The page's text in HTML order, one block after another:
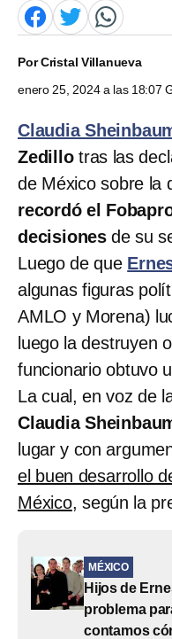
PorCristal Villanueva
enero 25, 2024 a las 18:07
Claudia
Zedillotras las
de México sobre la
recordó el
decisiones de su
Luego de que
algunas figuras
AMLO y Morena)
luego la destruyen
funcionario obtuvo
La cual, en voz de
Claudia
lugar y con
el buen desarrollo
México, según la
MÉXICO
Hijos de
problema
contamos